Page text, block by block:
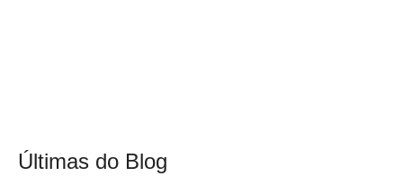
Últimas do Blog